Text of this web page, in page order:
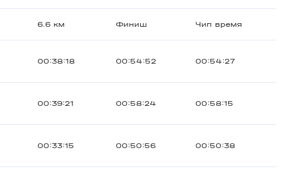
6.6 км Финиш Чип время
00:38:18 00:54:52 00:54:27
00:39:21 00:58:24 00:58:15
00:33:15 00:50:56 00:50:38